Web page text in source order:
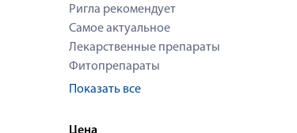
Ригла рекомендует
Самое актуальное
Лекарственные препараты
Фитопрепараты
Показать все